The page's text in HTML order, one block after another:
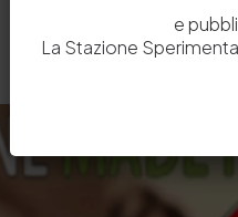
e
La Stazione